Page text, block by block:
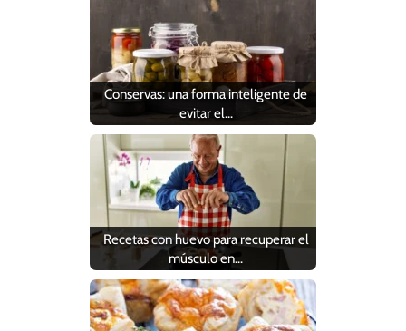
Conservas: una forma inteligente de
evitar el…
Recetas con huevo para recuperar el
músculo en…